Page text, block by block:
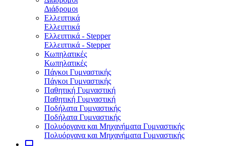
Διάδρομοι
Ελλειπτικά
Ελλειπτικά
Ελλειπτικά - Stepper
Ελλειπτικά - Stepper
Κωπηλατικές
Κωπηλατικές
Πάγκοι Γυμναστικής
Πάγκοι Γυμναστικής
Παθητική Γυμναστική
Παθητική Γυμναστική
Ποδήλατα Γυμναστικής
Ποδήλατα Γυμναστικής
Πολυόργανα και Μηχανήματα Γυμναστικής
Πολυόργανα και Μηχανήματα Γυμναστικής